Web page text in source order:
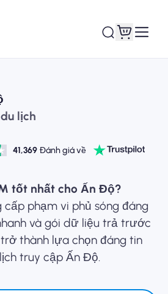
hoạch mua sắm
lịch
41,369 Đánh giá về
tốt nhất cho Ấn Độ?
cấp phạm vi phủ sóng đáng
và gói dữ liệu trả trước
thành lựa chọn đáng tin
truy cập Ấn Độ.